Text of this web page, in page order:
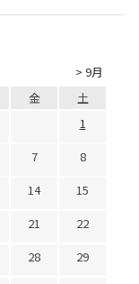
> 9月
金
土
1
7
8
14
15
21
22
28
29